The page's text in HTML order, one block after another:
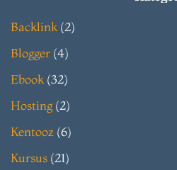
Backlink(2)
Blogger (4)
Ebook(32)
Hosting(2)
Kentooz (6)
Kursus (21)